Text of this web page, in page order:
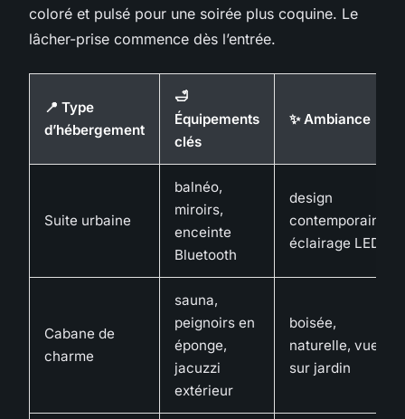
coloré et pulsé pour une soirée plus coquine. Le
lâcher-prise commence dès l’entrée.
📍 Type
d’hébergement
🛁
Équipements
clés
✨ Ambiance
Suite urbaine
balnéo,
miroirs,
enceinte
Bluetooth
design
contemporain,
éclairage LED
Cabane de
charme
sauna,
peignoirs en
éponge,
jacuzzi
extérieur
boisée,
naturelle, vue
sur jardin